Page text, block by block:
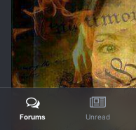
Forums Unread